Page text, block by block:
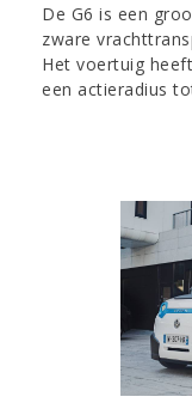
De G6 is een
zware
Het voertuig
een actieradius